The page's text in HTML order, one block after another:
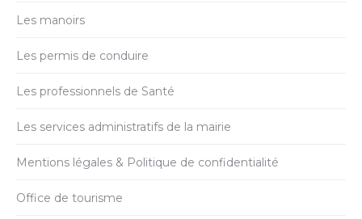
Les manoirs
Les permis de conduire
Les professionnels de Santé
Les services administratifs de la mairie
Mentions légales & Politique de confidentialité
Office de tourisme